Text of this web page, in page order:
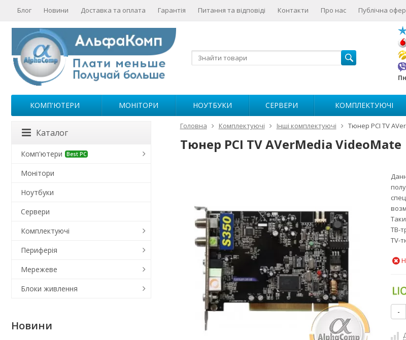
Блог Новини Доставка та оплата Гарантія Питання та відповіді Контакти Про нас Публічна
КОМП'ЮТЕРИ МОНІТОРИ НОУТБУКИ СЕРВЕРИ КОМПЛЕКТУЮЧІ
Головна Комплектуючі Інші комплектуючі Тюнер PCI TV
Тюнер PCI TV AVerMedia VideoMate
ТВ-
TV-
-
Каталог
Комп'ютери Best PC
Монітори
Ноутбуки
Сервери
Комплектуючі
Периферія
Мережеве
Блоки живлення
Новини